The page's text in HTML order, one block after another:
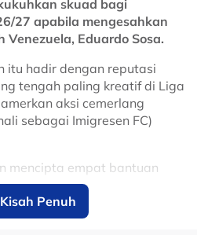
skuad bagi
27 apabila mengesahkan
Eduardo Sosa.
itu hadir dengan reputasi
tengah paling kreatif di Liga
aksi cemerlang
sebagai Imigresen FC)
mencipta empat bantuan
antara pemain import
domestik.
Penuh